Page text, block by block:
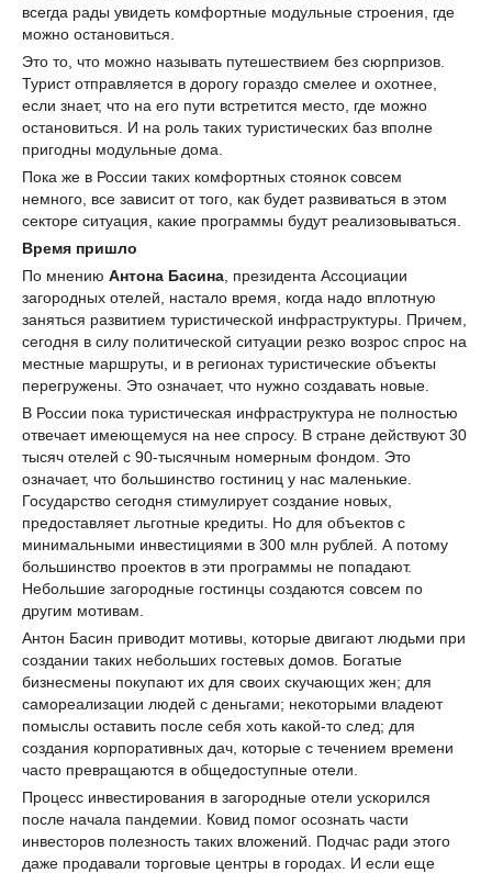
всегда рады увидеть комфортные модульные строения, где
можно остановиться.
Это то, что можно называть путешествием без сюрпризов.
Турист отправляется в дорогу гораздо смелее и охотнее,
если знает, что на его пути встретится место, где можно
остановиться. И на роль таких туристических баз вполне
пригодны модульные дома.
Пока же в России таких комфортных стоянок совсем
немного, все зависит от того, как будет развиваться в этом
секторе ситуация, какие программы будут реализовываться.
Время пришло
По мнению Антона Басина , президента Ассоциации
загородных отелей, настало время, когда надо вплотную
заняться развитием туристической инфраструктуры. Причем,
сегодня в силу политической ситуации резко возрос спрос на
местные маршруты, и в регионах туристические объекты
перегружены. Это означает, что нужно создавать новые.
В России пока туристическая инфраструктура не полностью
отвечает имеющемуся на нее спросу. В стране действуют 30
тысяч отелей с 90-тысячным номерным фондом. Это
означает, что большинство гостиниц у нас маленькие.
Государство сегодня стимулирует создание новых,
предоставляет льготные кредиты. Но для объектов с
минимальными инвестициями в 300 млн рублей. А потому
большинство проектов в эти программы не попадают.
Небольшие загородные гостинцы создаются совсем по
другим мотивам.
Антон Басин приводит мотивы, которые двигают людьми при
создании таких небольших гостевых домов. Богатые
бизнесмены покупают их для своих скучающих жен; для
самореализации людей с деньгами; некоторыми владеют
помыслы оставить после себя хоть какой-то след; для
создания корпоративных дач, которые с течением времени
часто превращаются в общедоступные отели.
Процесс инвестирования в загородные отели ускорился
после начала пандемии. Ковид помог осознать части
инвесторов полезность таких вложений. Подчас ради этого
даже продавали торговые центры в городах. И если еще